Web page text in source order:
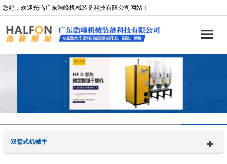
您好，欢迎光临广东浩峰机械装备科技有限公司网站！
双臂式机械手